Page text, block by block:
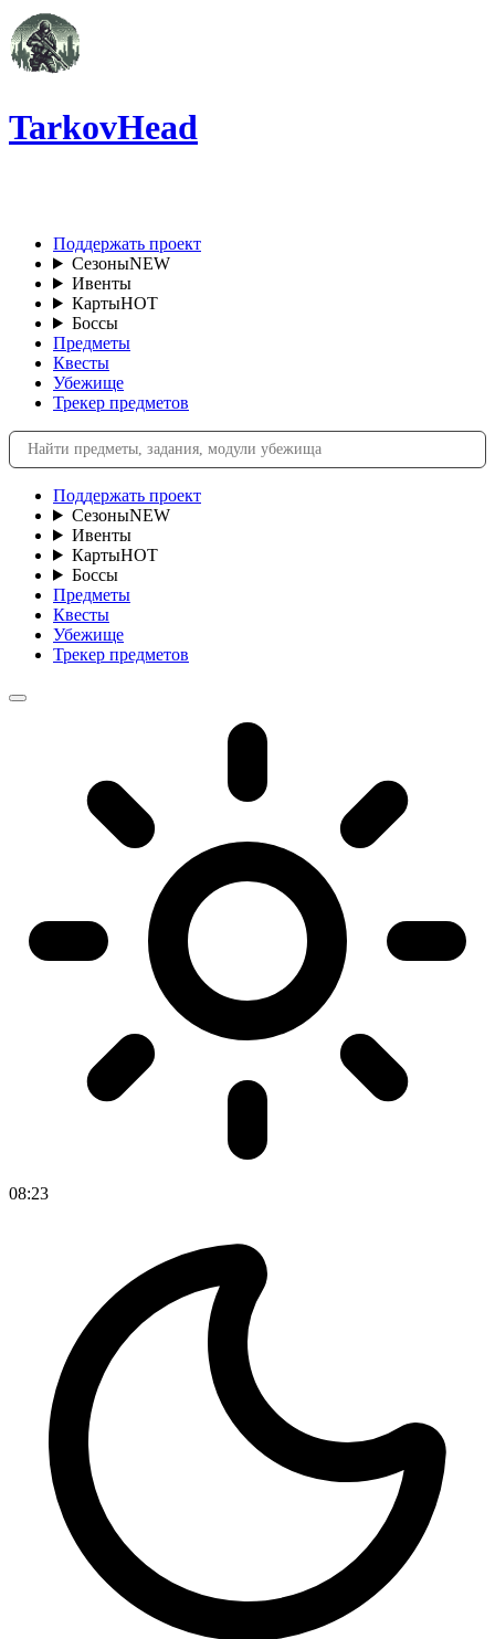
TarkovHead
Поддержать проект
СезоныNEW
Ивенты
КартыHOT
Боссы
Предметы
Квесты
Убежище
Трекер предметов
Поддержать проект
СезоныNEW
Ивенты
КартыHOT
Боссы
Предметы
Квесты
Убежище
Трекер предметов
08:23